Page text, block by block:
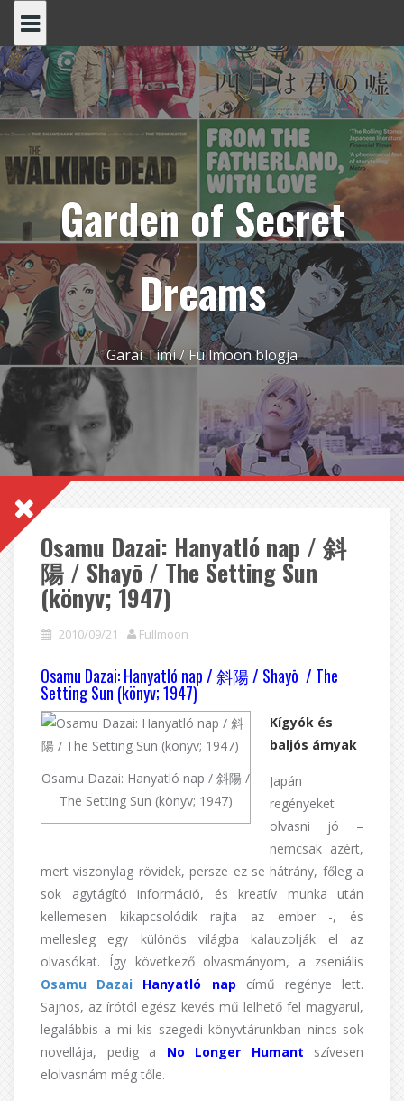
content
Garden of Secret
Dreams
Garai Timi / Fullmoon blogja
Osamu Dazai: Hanyatló nap / 斜
陽 / Shayō / The Setting Sun
(könyv; 1947)
2010/09/21 Fullmoon
Osamu Dazai: Hanyatló nap / 斜陽 / Shayō / The
Setting Sun (könyv; 1947)
Osamu Dazai: Hanyatló nap / 斜陽 /
The Setting Sun (könyv; 1947)
Kígyók és
baljós árnyak
Japán
regényeket
olvasni jó –
nemcsak azért,
mert viszonylag rövidek, persze ez se hátrány, főleg a
sok agytágító információ, és kreatív munka után
kellemesen kikapcsolódik rajta az ember -, és
mellesleg egy különös világba kalauzolják el az
olvasókat. Így következő olvasmányom, a zseniális
Osamu Dazai
Hanyatló nap című regénye lett.
Sajnos, az írótól egész kevés mű lelhető fel magyarul,
legalábbis a mi kis szegedi könyvtárunkban nincs sok
novellája, pedig a No Longer Humant szívesen
elolvasnám még tőle.